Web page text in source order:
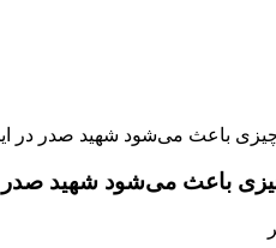
باعث می‌شود شهید صدر در این
باعث می‌شود شهید صدر در